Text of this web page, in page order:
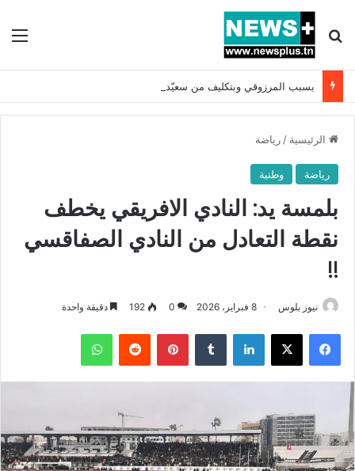
بحث عن
الرئيسية / رياضة
رياضة وطنية
بلمسة يد: النادي الافريقي يخطف
نقطة التعادل من النادي الصفاقسي
!!
نيوز بلوس 8 فبراير، 2026 0
192 دقيقة واحدة
فيسبوك X لينكدإن بينتيريست واتساب